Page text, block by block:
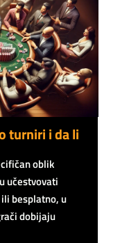
turniri i da li
oblik
učestvovati
besplatno, u
dobijaju